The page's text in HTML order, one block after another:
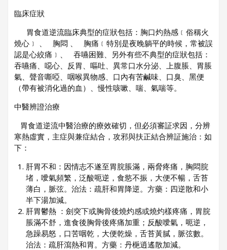
臨床症狀
胃食道逆流臨床典型的症狀包括：胸口灼熱感﹝俗稱火
燒心﹞ 、 胸悶 、 胸痛﹝特別是夜晚躺平的時候，常被誤
認是心絞痛﹞、 吞嚥困難、另外有些不典型的症狀包括：
吞嚥痛、噁心、反胃、嘔吐、異常口水分泌、上腹脹、胃脹
氣、聲音嘶啞、咽喉異物感、口內有苦鹹味、口臭、黑便
（帶有被消化過的血）、慢性咳嗽、喘、氣喘等。
中醫辨證治療
胃食道逆流中醫治療的療效確切，但必須審証求因，分辨
寒熱虛實，主症與兼症結合，攻邪與扶正結合辨証施治：如
下：
肝胃不和：因情志不遂至胃脘脹滿，兩脅疼痛，胸悶脘
堵，噯氣頻繁，泛酸呃逆，食慾不振，大便不暢，舌苔
薄白，脈弦。治法：疏肝和胃降逆。方藥：四逆散和小
半下湯加減。
肝胃鬱熱 ：劍突下或胸骨後燒灼感或燒灼樣疼痛，胃脘
脹滿不舒，進食後胸骨後疼痛加重；反酸噯氣，呃逆，
急躁易怒，口苦咽乾，大便乾燥，舌苔黃膩，脈弦數。
治法：疏肝瀉熱和胃。方藥：丹梔逍遙散加減。